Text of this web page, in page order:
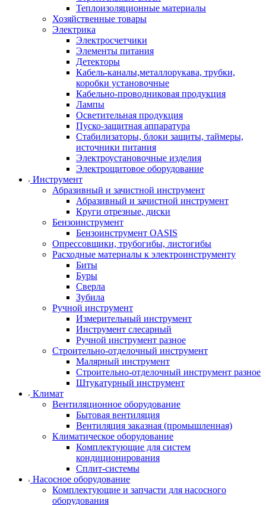
Теплоизоляционные материалы
Хозяйственные товары
Электрика
Электросчетчики
Элементы питания
Детекторы
Кабель-каналы,металлорукава, трубки,
коробки установочные
Кабельно-проводниковая продукция
Лампы
Осветительная продукция
Пуско-защитная аппаратура
Стабилизаторы, блоки защиты, таймеры,
источники питания
Электроустановочные изделия
Электрощитовое оборудование
Инструмент
Абразивный и зачистной инструмент
Абразивный и зачистной инструмент
Круги отрезные, диски
Бензоинструмент
Бензоинструмент OASIS
Опрессовщики, трубогибы, листогибы
Расходные материалы к электроинструменту
Биты
Буры
Сверла
Зубила
Ручной инструмент
Измерительный инструмент
Инструмент слесарный
Ручной инструмент разное
Строительно-отделочный инструмент
Малярный инструмент
Строительно-отделочный инструмент разное
Штукатурный инструмент
Климат
Вентиляционное оборудование
Бытовая вентиляция
Вентиляция заказная (промышленная)
Климатическое оборудование
Комплектующие для систем
кондиционирования
Сплит-системы
Насосное оборудование
Комплектующие и запчасти для насосного
оборудования